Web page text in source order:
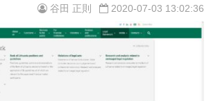
谷田 正則 2020-07-03 13:02:36